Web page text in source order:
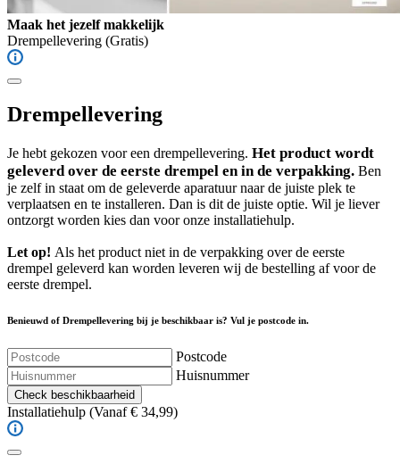
Maak het jezelf makkelijk
Drempellevering (Gratis)
Drempellevering
Je hebt gekozen voor een drempellevering. Het product wordt
geleverd over de eerste drempel en in de verpakking. Ben
je zelf in staat om de geleverde aparatuur naar de juiste plek te
verplaatsen en te installeren. Dan is dit de juiste optie. Wil je liever
ontzorgt worden kies dan voor onze installatiehulp.
Let op! Als het product niet in de verpakking over de eerste
drempel geleverd kan worden leveren wij de bestelling af voor de
eerste drempel.
Benieuwd of Drempellevering bij je beschikbaar is? Vul je postcode in.
Postcode
Huisnummer
Check beschikbaarheid
Installatiehulp (Vanaf € 34,99)